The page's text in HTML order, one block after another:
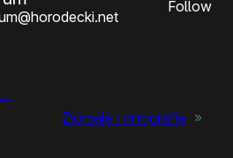
Follow
Ziomale i ortografia »